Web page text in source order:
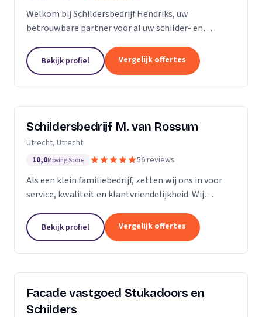
Welkom bij Schildersbedrijf Hendriks, uw
betrouwbare partner voor al uw schilder- en
de branche, onderscheiden we ons door onze
expertise en toewijding...
Bekijk profiel Vergelijk offertes
Schildersbedrijf M. van Rossum
Utrecht, Utrecht
10,0Moving Score 56 reviews
Als een klein familiebedrijf, zetten wij ons in voor
service, kwaliteit en klantvriendelijkheid. Wij
eigenaren als zakelijke klanten. Onze...
Bekijk profiel Vergelijk offertes
Facade vastgoed Stukadoors en
Schilders